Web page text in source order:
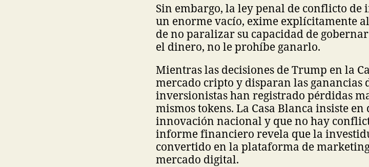
Sin embargo, la ley penal de conflicto de
un enorme vacío, exime explícitamente
de no paralizar su capacidad de
el dinero, no le prohíbe ganarlo.
Mientras las decisiones de Trump en la
mercado cripto y disparan las ganancias
inversionistas han registrado pérdidas
mismos tokens. La Casa Blanca insiste
innovación nacional y que no hay
informe financiero revela que la
convertido en la plataforma de
mercado digital.